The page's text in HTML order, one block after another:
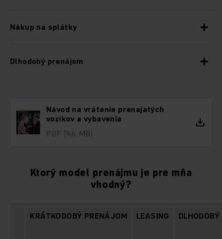
Nákup na splátky
Dlhodobý prenájom
Návod na vrátenie prenajatých
vozíkov a vybavenia
PDF (9,6 MB)
Ktorý model prenájmu je pre mňa
vhodný?
KRÁTKODOBÝ PRENÁJOM LEASING